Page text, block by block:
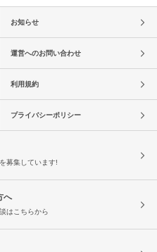
お知らせ
運営へのお問い合わせ
利用規約
プライバシーポリシー
募集しています!
へ
はこちらから